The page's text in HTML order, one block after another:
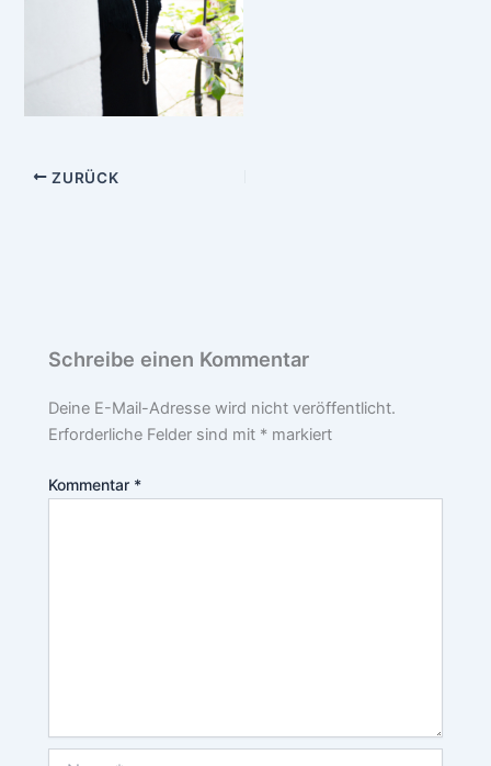
ZURÜCK
Schreibe einen Kommentar
Deine E-Mail-Adresse wird nicht veröffentlicht.
Erforderliche Felder sind mit * markiert
Kommentar *